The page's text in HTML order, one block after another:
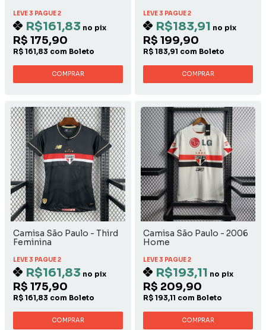
LEVE 3 PAGUE 2
R$161,83 no pix
R$ 175,90
R$ 161,83 com Boleto
COMPRAR
LEVE 3 PAGUE 2
R$183,91 no pix
R$ 199,90
R$ 183,91 com Boleto
COMPRAR
Camisa São Paulo - Third
Feminina
LEVE 3 PAGUE 2
R$161,83 no pix
R$ 175,90
R$ 161,83 com Boleto
COMPRAR
Camisa São Paulo - 2006
Home
LEVE 3 PAGUE 2
R$193,11 no pix
R$ 209,90
R$ 193,11 com Boleto
COMPRAR